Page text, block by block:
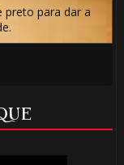
preto para dar a
1️⃣ 8️⃣